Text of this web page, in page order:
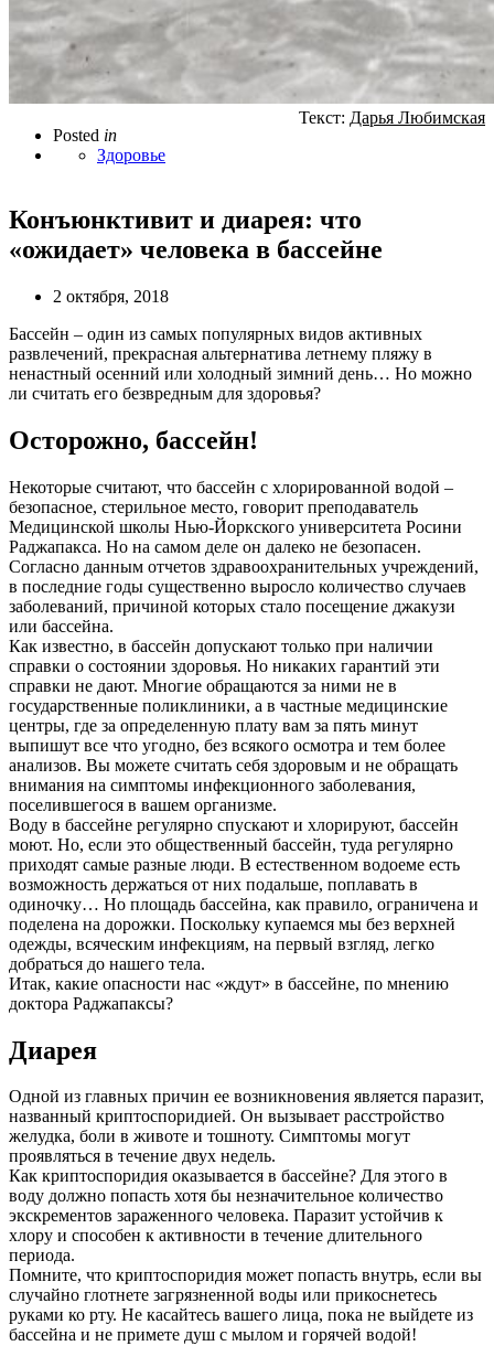
Posted in
Здоровье
Текст: Дарья Любимская
Конъюнктивит и диарея: что
«ожидает» человека в бассейне
2 октября, 2018
Бассейн – один из самых популярных видов активных
развлечений, прекрасная альтернатива летнему пляжу в
ненастный осенний или холодный зимний день… Но можно
ли считать его безвредным для здоровья?
Осторожно, бассейн!
Некоторые считают, что бассейн с хлорированной водой –
безопасное, стерильное место, говорит преподаватель
Медицинской школы Нью-Йоркского университета Росини
Раджапакса. Но на самом деле он далеко не безопасен.
Согласно данным отчетов здравоохранительных учреждений,
в последние годы существенно выросло количество случаев
заболеваний, причиной которых стало посещение джакузи
или бассейна.
Как известно, в бассейн допускают только при наличии
справки о состоянии здоровья. Но никаких гарантий эти
справки не дают. Многие обращаются за ними не в
государственные поликлиники, а в частные медицинские
центры, где за определенную плату вам за пять минут
выпишут все что угодно, без всякого осмотра и тем более
анализов. Вы можете считать себя здоровым и не обращать
внимания на симптомы инфекционного заболевания,
поселившегося в вашем организме.
Воду в бассейне регулярно спускают и хлорируют, бассейн
моют. Но, если это общественный бассейн, туда регулярно
приходят самые разные люди. В естественном водоеме есть
возможность держаться от них подальше, поплавать в
одиночку… Но площадь бассейна, как правило, ограничена и
поделена на дорожки. Поскольку купаемся мы без верхней
одежды, всяческим инфекциям, на первый взгляд, легко
добраться до нашего тела.
Итак, какие опасности нас «ждут» в бассейне, по мнению
доктора Раджапаксы?
Диарея
Одной из главных причин ее возникновения является паразит,
названный криптоспоридией. Он вызывает расстройство
желудка, боли в животе и тошноту. Симптомы могут
проявляться в течение двух недель.
Как криптоспоридия оказывается в бассейне? Для этого в
воду должно попасть хотя бы незначительное количество
экскрементов зараженного человека. Паразит устойчив к
хлору и способен к активности в течение длительного
периода.
Помните, что криптоспоридия может попасть внутрь, если вы
случайно глотнете загрязненной воды или прикоснетесь
руками ко рту. Не касайтесь вашего лица, пока не выйдете из
бассейна и не примете душ с мылом и горячей водой!